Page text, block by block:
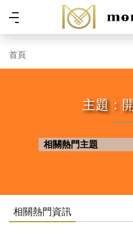
Skip to main content
功
首頁
主題：
相關熱門主題
相關熱門資訊